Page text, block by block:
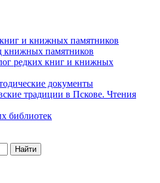
и книжных памятников
книжных памятников
редких книг и книжных
документы
традиции в Пскове. Чтения
библиотек
Найти